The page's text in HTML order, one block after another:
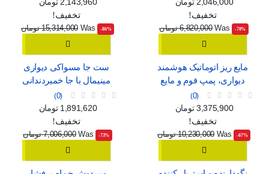
تخفیف!
‎-70%
Was 6,820,000 تومان
تخفیف!
‎-86%
Was 15,314,000 تومان
مایع ریز اتوماتیک هوشمند
دیواری، پمپ فوم و مایع
تنظیم
0
قیمت عادی
قیمت
3,375,900 تومان
تخفیف!
‎-67%
Was 10,230,000 تومان
ست جا مسواکی دیواری
مینیمال با جا خمیردندانی
اتوماتیک، لیوان آهنربایی و
دو کشو ارگانایزر
0
قیمت عادی
قیمت
1,891,620 تومان
تخفیف!
‎-73%
Was 7,006,000 تومان